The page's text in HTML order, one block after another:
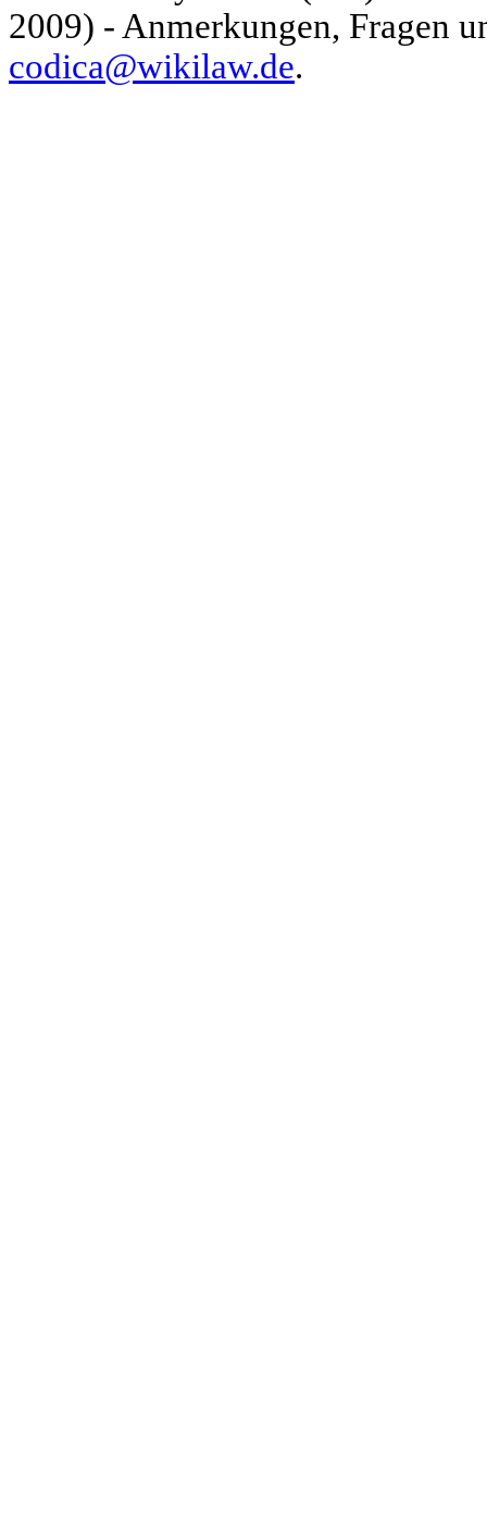
2009) - Anmerkungen, Fragen
codica@wikilaw.de.